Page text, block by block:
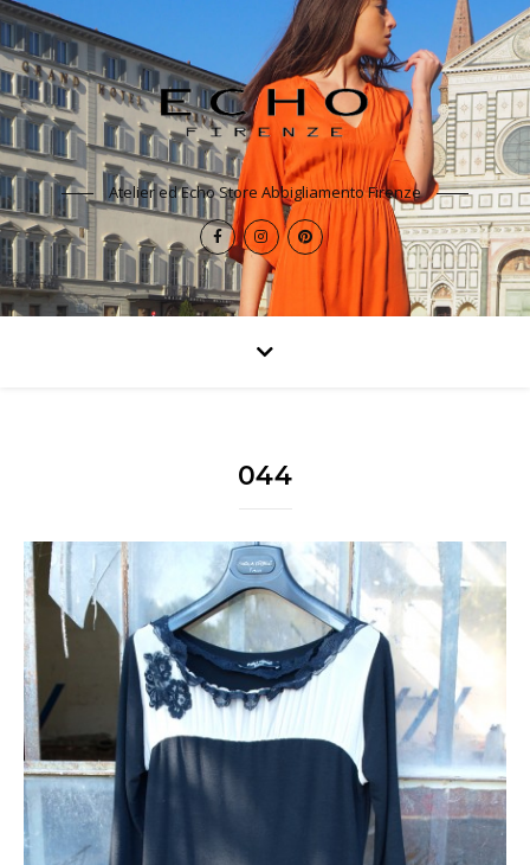
Atelier ed Echo Store Abbigliamento Firenze
044